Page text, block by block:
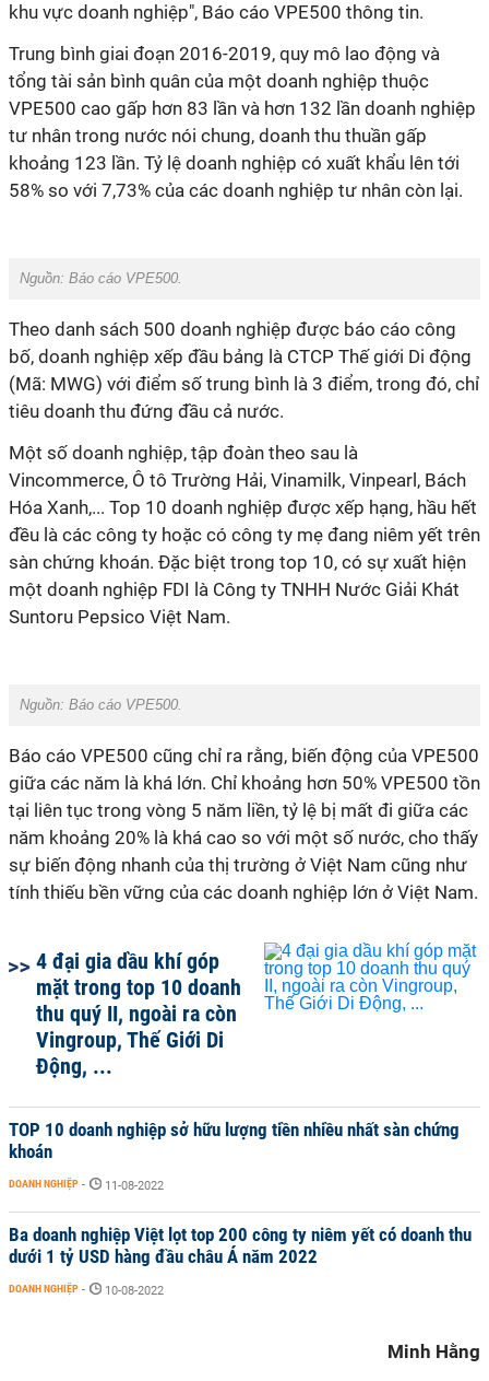
khu vực doanh nghiệp", Báo cáo VPE500 thông tin.
Trung bình giai đoạn 2016-2019, quy mô lao động và
tổng tài sản bình quân của một doanh nghiệp thuộc
VPE500 cao gấp hơn 83 lần và hơn 132 lần doanh nghiệp
tư nhân trong nước nói chung, doanh thu thuần gấp
khoảng 123 lần. Tỷ lệ doanh nghiệp có xuất khẩu lên tới
58% so với 7,73% của các doanh nghiệp tư nhân còn lại.
Nguồn: Báo cáo VPE500.
Theo danh sách 500 doanh nghiệp được báo cáo công
bố, doanh nghiệp xếp đầu bảng là CTCP Thế giới Di động
(Mã: MWG) với điểm số trung bình là 3 điểm, trong đó, chỉ
tiêu doanh thu đứng đầu cả nước.
Một số doanh nghiệp, tập đoàn theo sau là
Vincommerce, Ô tô Trường Hải, Vinamilk, Vinpearl, Bách
Hóa Xanh,... Top 10 doanh nghiệp được xếp hạng, hầu hết
đều là các công ty hoặc có công ty mẹ đang niêm yết trên
sàn chứng khoán. Đặc biệt trong top 10, có sự xuất hiện
một doanh nghiệp FDI là Công ty TNHH Nước Giải Khát
Suntoru Pepsico Việt Nam.
Nguồn: Báo cáo VPE500.
Báo cáo VPE500 cũng chỉ ra rằng, biến động của VPE500
giữa các năm là khá lớn. Chỉ khoảng hơn 50% VPE500 tồn
tại liên tục trong vòng 5 năm liền, tỷ lệ bị mất đi giữa các
năm khoảng 20% là khá cao so với một số nước, cho thấy
sự biến động nhanh của thị trường ở Việt Nam cũng như
tính thiếu bền vững của các doanh nghiệp lớn ở Việt Nam.
4 đại gia dầu khí góp
mặt trong top 10 doanh
thu quý II, ngoài ra còn
Vingroup, Thế Giới Di
Động, ...
TOP 10 doanh nghiệp sở hữu lượng tiền nhiều nhất sàn chứng
khoán
DOANH NGHIỆP - 11-08-2022
Ba doanh nghiệp Việt lọt top 200 công ty niêm yết có doanh thu
dưới 1 tỷ USD hàng đầu châu Á năm 2022
DOANH NGHIỆP - 10-08-2022
Minh Hằng